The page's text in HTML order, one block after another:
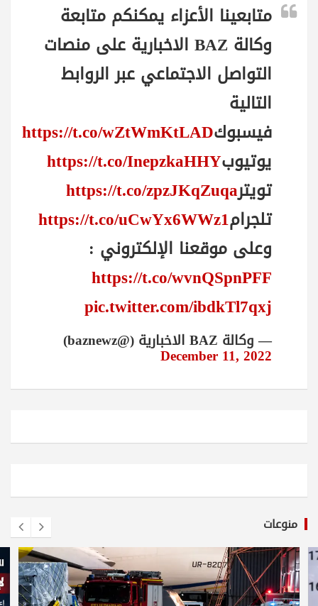
متابعينا الأعزاء يمكنكم متابعة
وكالة BAZ الاخبارية على منصات
التواصل الاجتماعي عبر الروابط
التالية
فيسبوكhttps://t.co/wZtWmKtLAD
يوتيوبhttps://t.co/InepzkaHHY
تويترhttps://t.co/zpzJKqZuqa
تلجرامhttps://t.co/uCwYx6WWz1
وعلى موقعنا الإلكتروني :
https://t.co/wvnQSpnPFF
pic.twitter.com/ibdkTl7qxj
— وكالة BAZ الاخبارية (@baznewz)
December 11, 2022
منوعات